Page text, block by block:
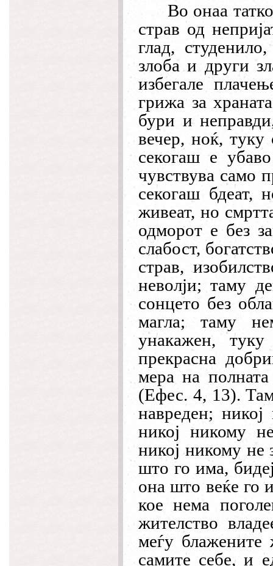
Во онаа
страв од
глад,
злоба и други
избегале
грижа за
бури и
вечер, ноќ,
секогаш е
чувствува само
секогаш бдеат,
живеат, но
одморот е без
слабост,
страв,
неволји; таму
сонцето без
магла; таму
унакажен,
прекрасна
мера на
(Ефес. 4, 13).
навреден;
никој никому
никој никому не
што го има,
она што веќе го
кое нема
жителство
меѓу блажените
самите себе, и